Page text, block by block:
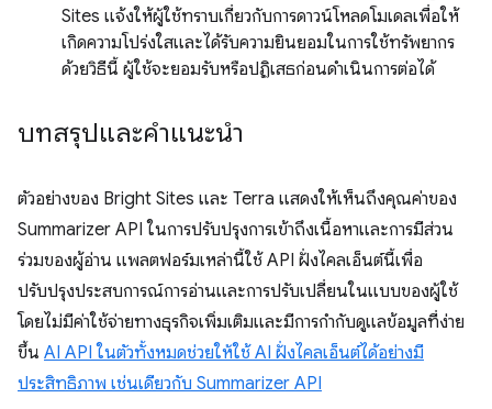
Sites แจ้งให้ผู้ใช้ทราบเกี่ยวกับการดาวน์โหลดโมเดลเพื่อให้
เกิดความโปร่งใสและได้รับความยินยอมในการใช้ทรัพยากร
ด้วยวิธีนี้ ผู้ใช้จะยอมรับหรือปฏิเสธก่อนดำเนินการต่อได้
บทสรุปและคําแนะนํา
ตัวอย่างของ Bright Sites และ Terra แสดงให้เห็นถึงคุณค่าของ
Summarizer API ในการปรับปรุงการเข้าถึงเนื้อหาและการมีส่วน
ร่วมของผู้อ่าน แพลตฟอร์มเหล่านี้ใช้ API ฝั่งไคลเอ็นต์นี้เพื่อ
ปรับปรุงประสบการณ์การอ่านและการปรับเปลี่ยนในแบบของผู้ใช้
โดยไม่มีค่าใช้จ่ายทางธุรกิจเพิ่มเติมและมีการกำกับดูแลข้อมูลที่ง่าย
ขึ้น AI API ในตัวทั้งหมดช่วยให้ใช้ AI ฝั่งไคลเอ็นต์ได้อย่างมี
ประสิทธิภาพ เช่นเดียวกับ Summarizer API